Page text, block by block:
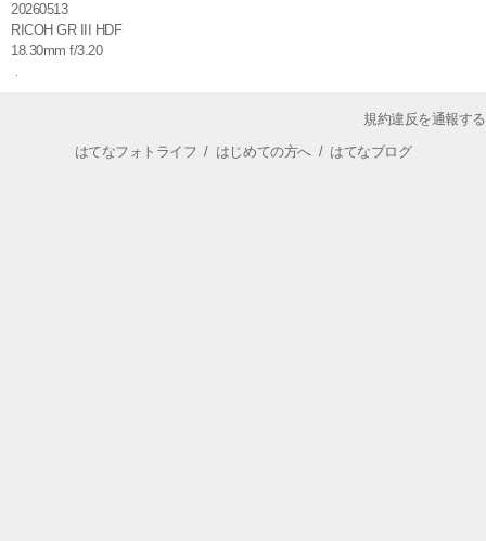
20260513
RICOH GR III HDF
18.30mm f/3.20
規約違反を通報する
はてなフォトライフ / はじめての方へ/ はてなブログ